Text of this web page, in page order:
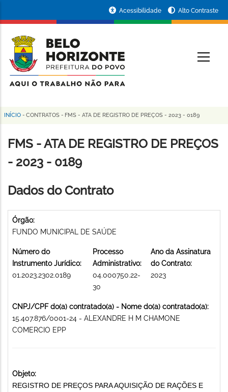
conteúdo
principal
da
Prefeitura
de
Horizonte
Acessibilidade Alto Contraste
Trilha
de
navegação
INÍCIO - CONTRATOS - FMS - ATA DE REGISTRO DE PREÇOS - 2023 - 0189
FMS - ATA DE REGISTRO DE PREÇOS
- 2023 - 0189
Dados do Contrato
Órgão:
FUNDO MUNICIPAL DE SAÚDE
Número do
Instrumento Jurídico:
01.2023.2302.0189
Processo
Administrativo:
04.000750.22-
30
Ano da Assinatura
do Contrato:
2023
CNPJ/CPF do(a) contratado(a) - Nome do(a) contratado(a):
15.407.876/0001-24 - ALEXANDRE H M CHAMONE
COMERCIO EPP
Objeto:
REGISTRO DE PREÇOS PARA AQUISIÇÃO DE RAÇÕES E